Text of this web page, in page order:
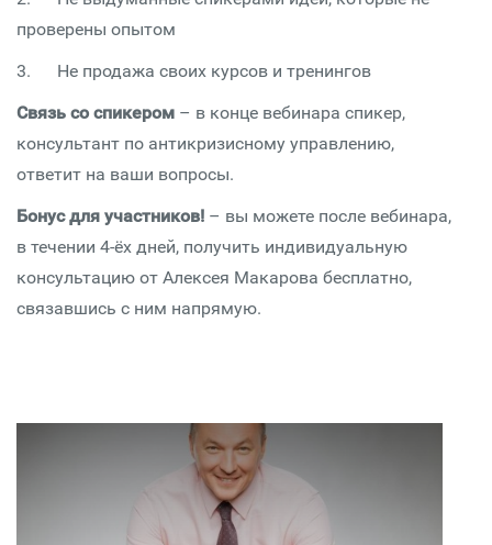
проверены опытом
3. Не продажа своих курсов и тренингов
Связь со спикером – в конце вебинара спикер,
консультант по антикризисному управлению,
ответит на ваши вопросы.
Бонус для участников! – вы можете после вебинара,
в течении 4-ёх дней, получить индивидуальную
консультацию от Алексея Макарова бесплатно,
связавшись с ним напрямую.